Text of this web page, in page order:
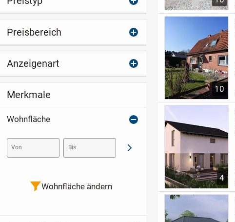
10
4
Preisbereich
Anzeigenart
Merkmale
Wohnfläche
Von Bis Abschicken
Wohnfläche ändern